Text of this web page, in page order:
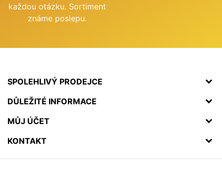
každou otázku. Sortiment
známe poslepu.
SPOLEHLIVÝ PRODEJCE
DŮLEŽITÉ INFORMACE
MŮJ ÚČET
KONTAKT